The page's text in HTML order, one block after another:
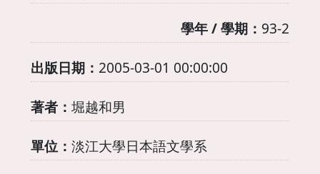
學年 / 學期： 93-2
出版日期： 2005-03-01 00:00:00
著者： 堀越和男
單位： 淡江大學日本語文學系